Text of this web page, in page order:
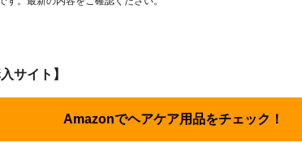
サイト】
Amazonでヘアケア用品をチェック！